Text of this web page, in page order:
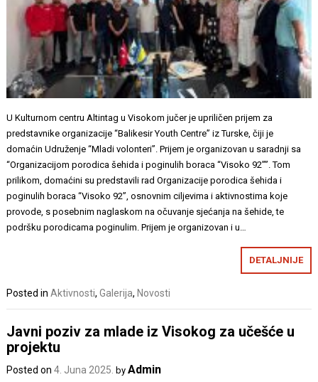
U Kulturnom centru Altintag u Visokom jučer je upriličen prijem za
predstavnike organizacije “Balikesir Youth Centre” iz Turske, čiji je
domaćin Udruženje “Mladi volonteri”. Prijem je organizovan u saradnji sa
“Organizacijom porodica šehida i poginulih boraca “Visoko 92””. Tom
prilikom, domaćini su predstavili rad Organizacije porodica šehida i
poginulih boraca “Visoko 92”, osnovnim ciljevima i aktivnostima koje
provode, s posebnim naglaskom na očuvanje sjećanja na šehide, te
podršku porodicama poginulim. Prijem je organizovan i u…
DETALJNIJE
Posted inAktivnosti,Galerija, Novosti
Javni poziv za mlade iz Visokog za učešće u
projektu
Posted on4. Juna 2025. byAdmin